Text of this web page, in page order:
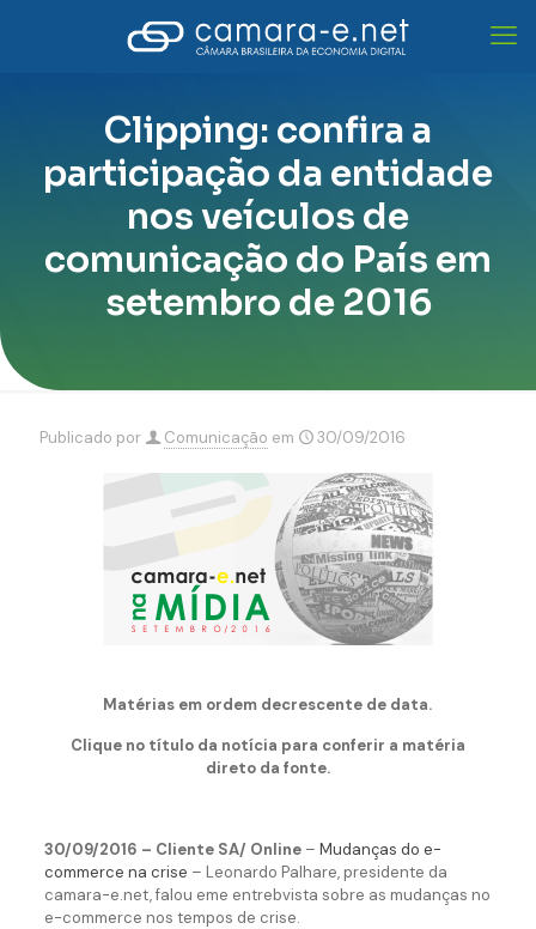
Clipping: confira a
participação da entidade
nos veículos de
comunicação do País em
setembro de 2016
Publicado por Comunicação em 30/09/2016
Matérias em ordem decrescente de data.
Clique no título da notícia para conferir a matéria
direto da fonte.
30/09/2016 – Cliente SA/ Online– Mudanças do e-
commerce na crise – Leonardo Palhare, presidente da
camara-e.net, falou eme entrebvista sobre as mudanças no
e-commerce nos tempos de crise.